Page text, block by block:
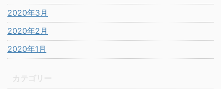
2020年3月
2020年2月
2020年1月